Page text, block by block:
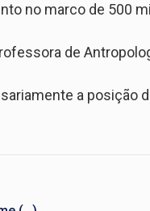
no marco de 500
de
a posição